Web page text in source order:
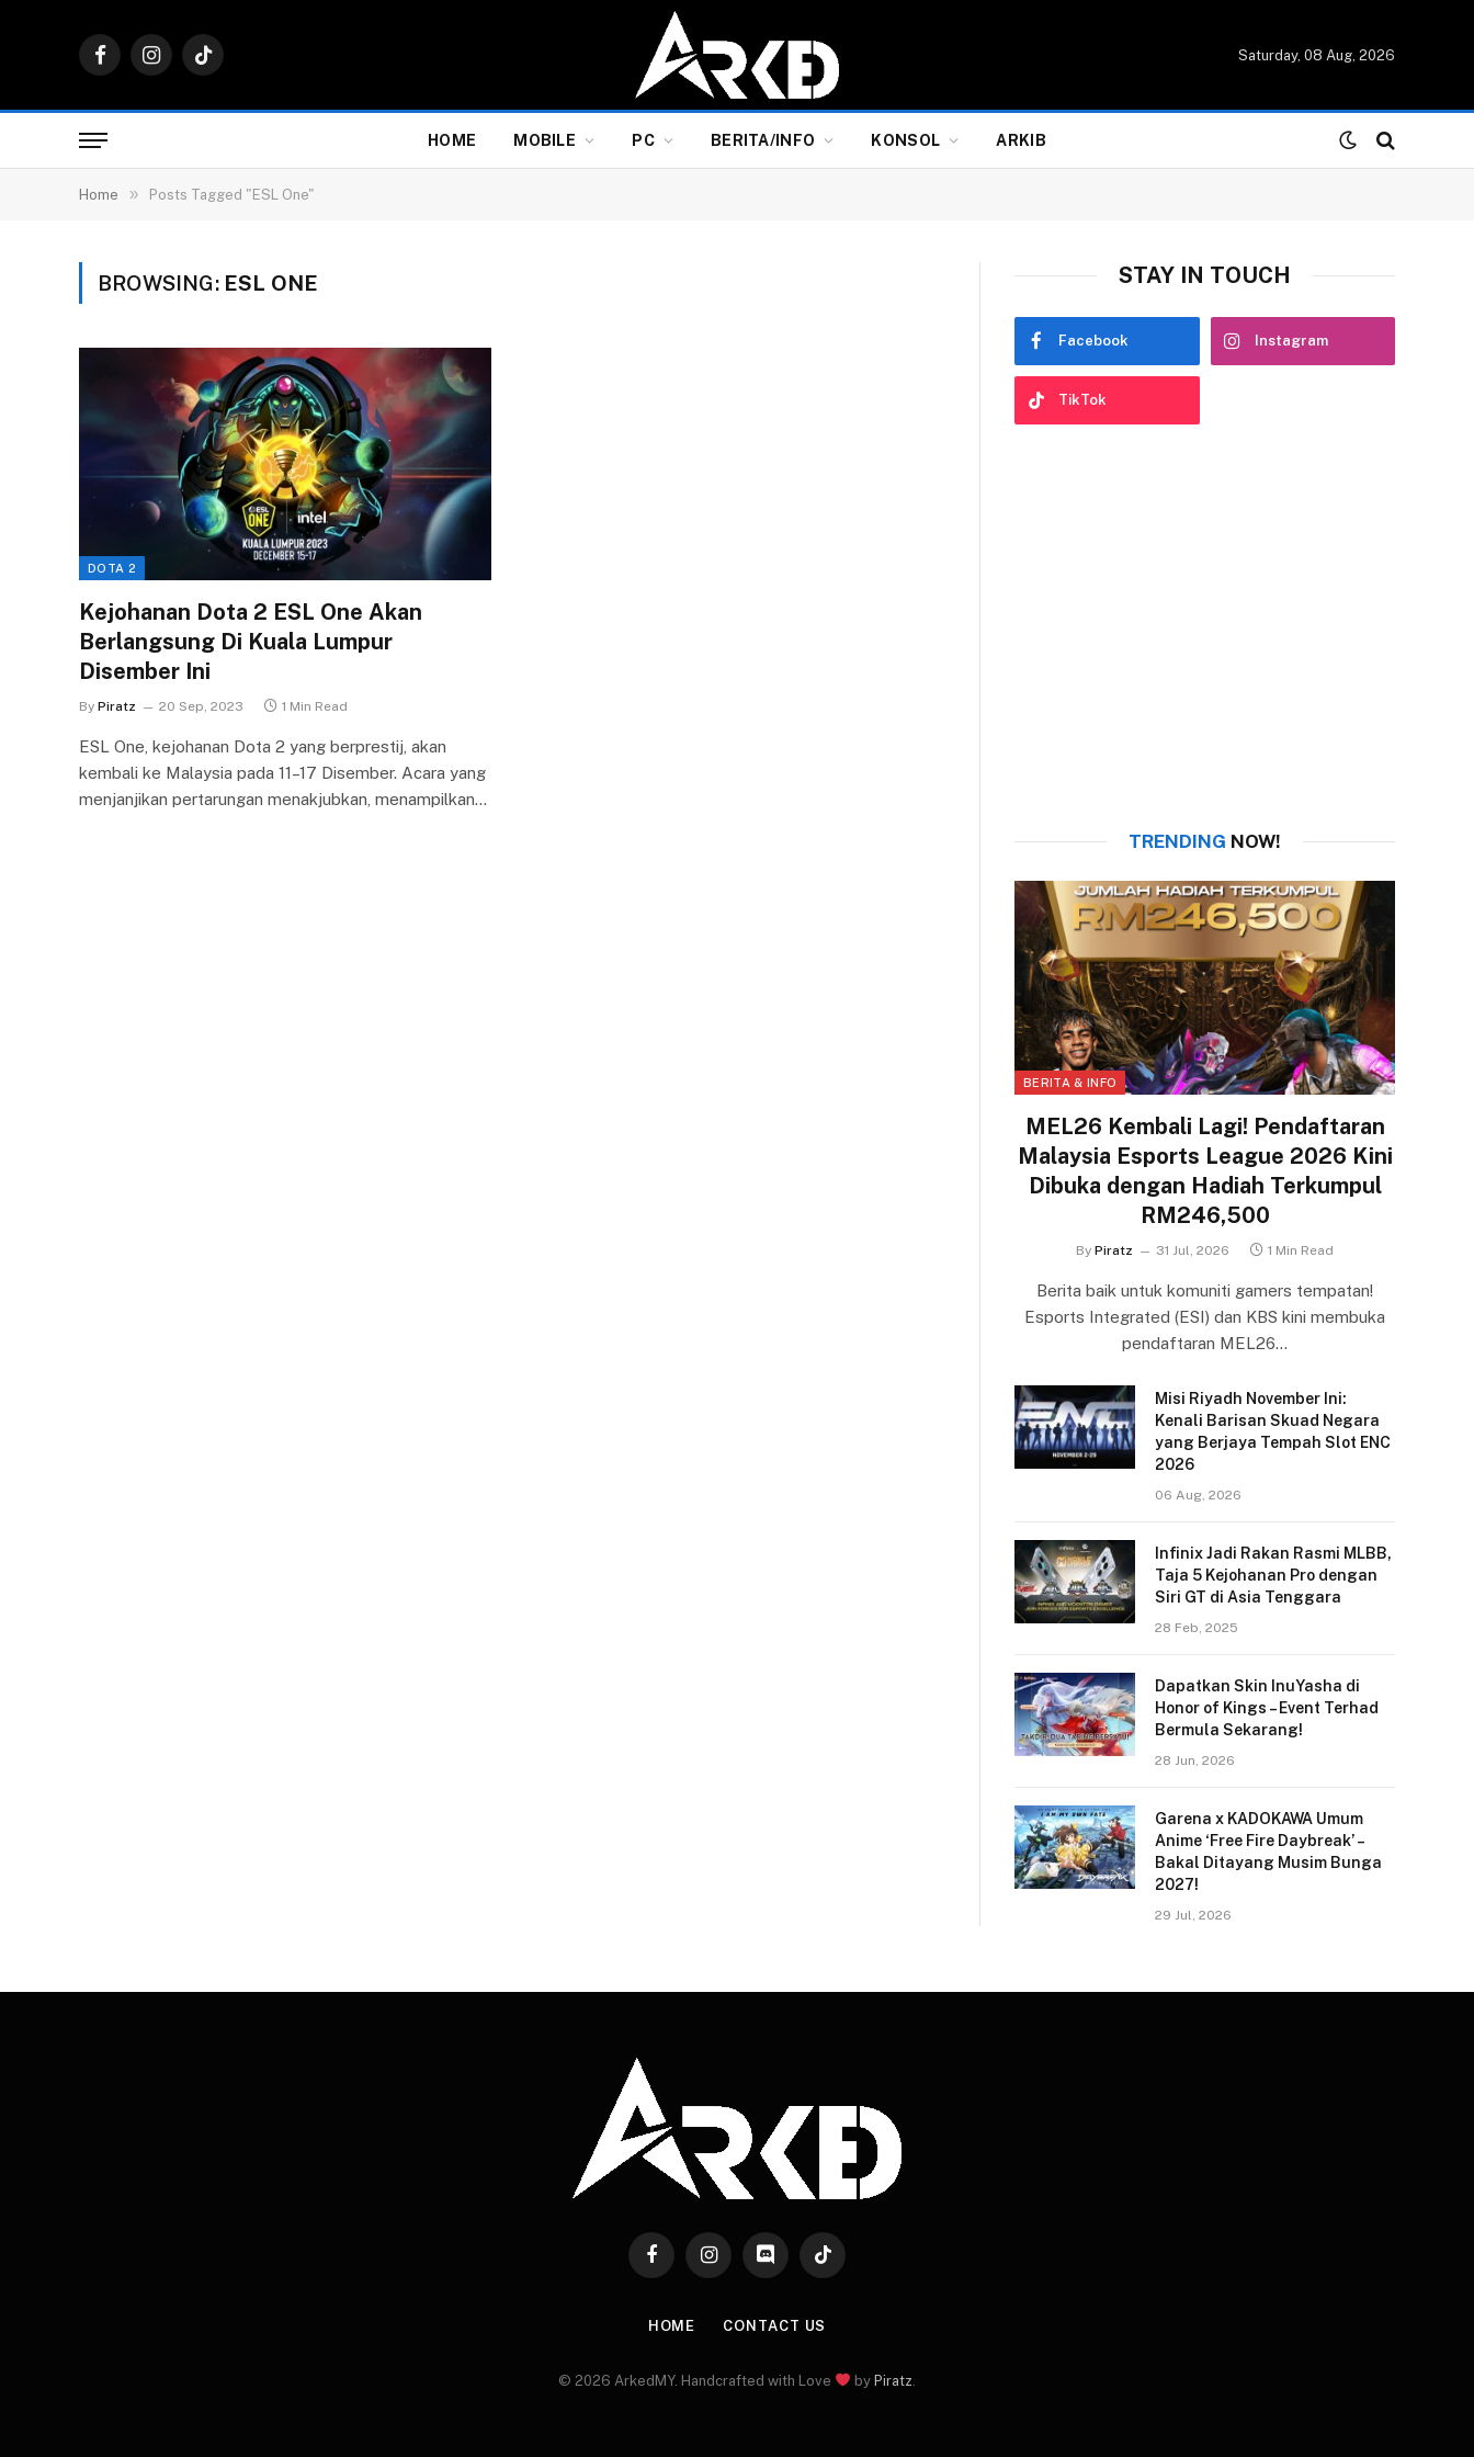
FacebookInstagramTikTok
Saturday, 08 Aug, 2026
HOME MOBILE PC BERITA/INFO KONSOL ARKIB
Home » Posts Tagged "ESL One"
BROWSING: ESL ONE
DOTA 2
Kejohanan Dota 2 ESL One Akan
Berlangsung Di Kuala Lumpur
Disember Ini
By Piratz 20 Sep, 2023 1 Min Read
ESL One, kejohanan Dota 2 yang berprestij, akan
kembali ke Malaysia pada 11–17 Disember. Acara yang
menjanjikan pertarungan menakjubkan, menampilkan…
STAY IN TOUCH
Facebook Instagram
TikTok
TRENDING NOW!
BERITA & INFO
MEL26 Kembali Lagi! Pendaftaran
Malaysia Esports League 2026 Kini
Dibuka dengan Hadiah Terkumpul
RM246,500
By Piratz 31 Jul, 2026 1 Min Read
Berita baik untuk komuniti gamers tempatan!
Esports Integrated (ESI) dan KBS kini membuka
pendaftaran MEL26…
Misi Riyadh November Ini:
Kenali Barisan Skuad Negara
yang Berjaya Tempah Slot ENC
2026
06 Aug, 2026
Infinix Jadi Rakan Rasmi MLBB,
Taja 5 Kejohanan Pro dengan
Siri GT di Asia Tenggara
28 Feb, 2025
Dapatkan Skin InuYasha di
Honor of Kings – Event Terhad
Bermula Sekarang!
28 Jun, 2026
Garena x KADOKAWA Umum
Anime ‘Free Fire Daybreak’ –
Bakal Ditayang Musim Bunga
2027!
29 Jul, 2026
FacebookInstagramDiscord TikTok
HOME CONTACT US
© 2026 ArkedMY. Handcrafted with Love by Piratz.